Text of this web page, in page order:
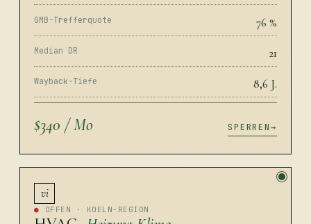
GMB-Trefferquote 76 %
Median DR 21
Wayback-Tiefe 8,6 J.
$340 / Mo SPERREN
vi
● OFFEN · KOELN-REGION